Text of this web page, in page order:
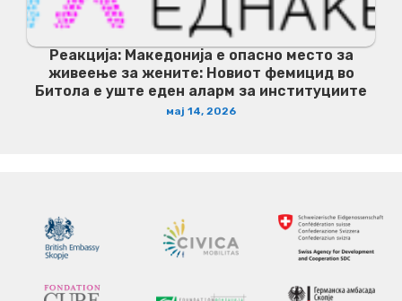
Реакција: Македонија е опасно место за
живеење за жените: Новиот фемицид во
Битола е уште еден аларм за институциите
мај 14, 2026